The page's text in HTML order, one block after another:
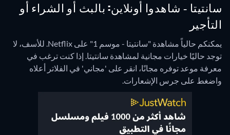
سانتيتا - شاهدوا أونلاين: بالبث أو الشراء أو
التأجير
يمكنكم حالياً مشاهدة "سانتيتا - موسم 1" على Netflix.
للأسف، لا
توجد حاليًا خيارات مجانية لمشاهدة سانتيتا. إذا كنت ترغب في
معرفة موعد توفره مجانًا، انقر على 'مجاني' في الفلاتر أعلاه
واضغط على جرس الإشعارات.